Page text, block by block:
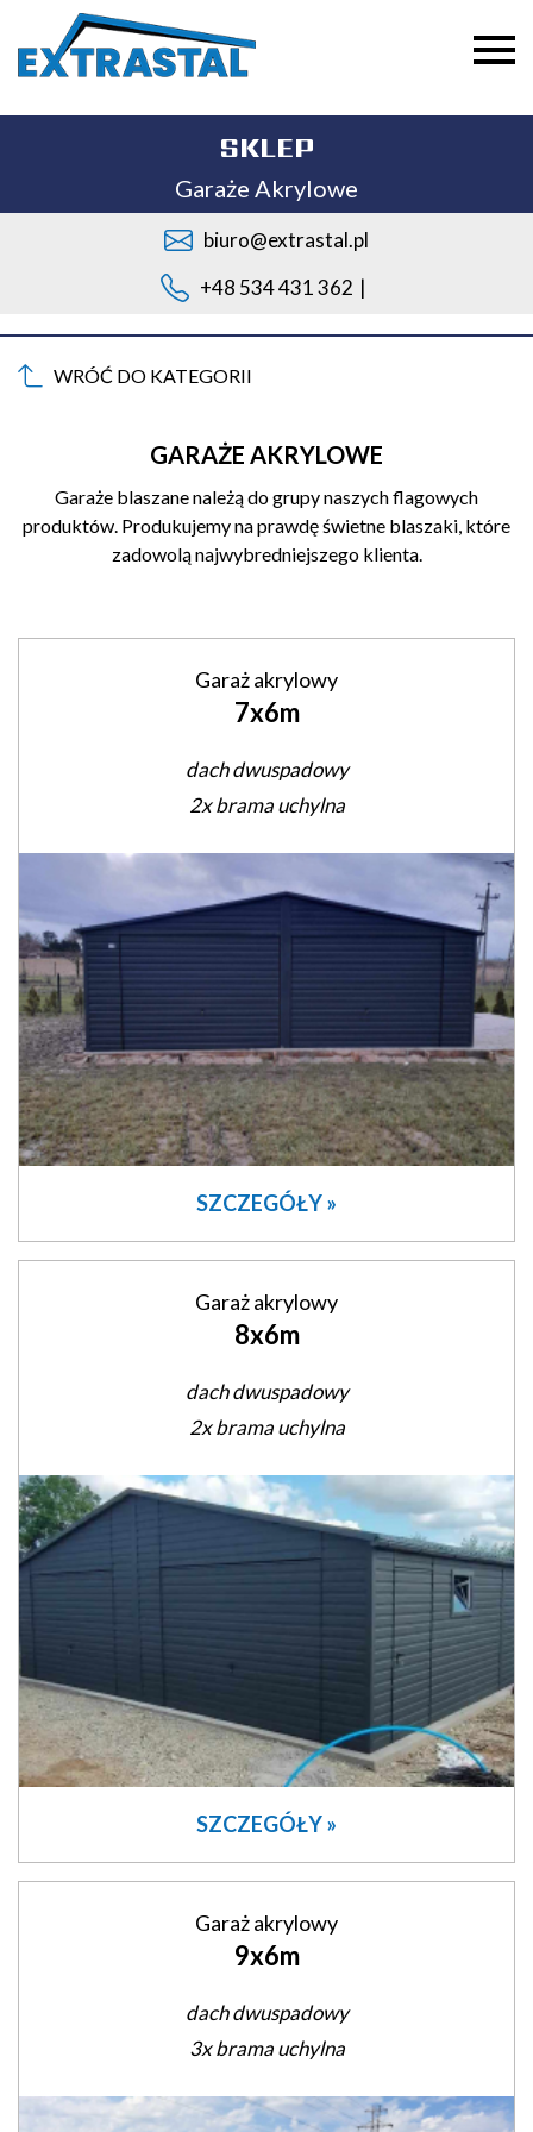
SKLEP
Garaże Akrylowe
biuro@extrastal.pl
+48 534 431 362 |
WRÓĆ DO KATEGORII
GARAŻE AKRYLOWE
Garaże blaszane należą do grupy naszych flagowych
produktów. Produkujemy na prawdę świetne blaszaki, które
zadowolą najwybredniejszego klienta.
Garaż akrylowy
7x6m
dach dwuspadowy
2x brama uchylna
SZCZEGÓŁY »
Garaż akrylowy
8x6m
dach dwuspadowy
2x brama uchylna
SZCZEGÓŁY »
Garaż akrylowy
9x6m
dach dwuspadowy
3x brama uchylna